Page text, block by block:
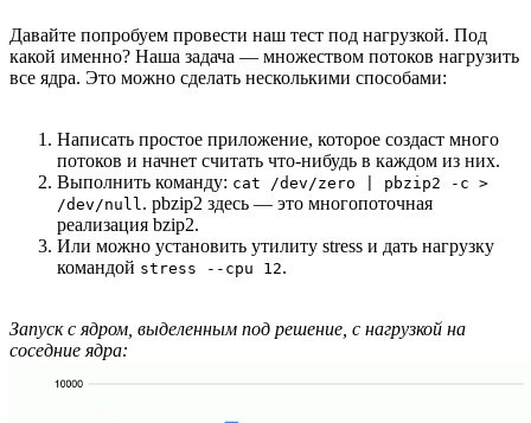
Давайте попробуем провести наш тест под нагрузкой. Под
какой именно? Наша задача — множеством потоков нагрузить
все ядра. Это можно сделать несколькими способами:
Написать простое приложение, которое создаст много
потоков и начнет считать что-нибудь в каждом из них.
Выполнить команду: cat /dev/zero | pbzip2 -c >
/dev/null . pbzip2 здесь — это многопоточная
реализация bzip2.
Или можно установить утилиту stress и дать нагрузку
командой stress --cpu 12.
Запуск с ядром, выделенным под решение, с нагрузкой на
соседние ядра: